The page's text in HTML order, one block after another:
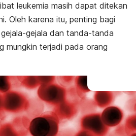
leukemia masih dapat ditekan
Oleh karena itu, penting bagi
gejala dan tanda-tanda
mungkin terjadi pada orang